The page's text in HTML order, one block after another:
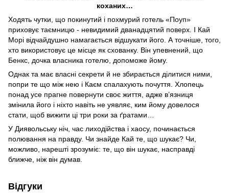
коханих…
Ходять чутки, що покинутий і похмурий готель «Поуп»
приховує таємницю - невидимий дванадцятий поверх. І Кай
Морі відчайдушно намагається відшукати його. А точніше, того,
хто використовує це місце як схованку. Він упевнений, що
Бенкс, дочка власника готелю, допоможе йому.
Однак та має власні секрети й не збирається ділитися ними,
попри те що між нею і Каєм спалахують почуття. Хлопець
понад усе прагне повернути своє життя, адже в’язниця
змінила його і ніхто навіть не уявляє, ким йому довелося
стати, щоб вижити ці три роки за ґратами…
У Диявольську ніч, час лиходійства і хаосу, починається
полювання на правду. Чи знайде Кай те, що шукає? Чи,
можливо, нарешті зрозуміє: те, що він шукає, насправді
ближче, ніж він думав.
Відгуки